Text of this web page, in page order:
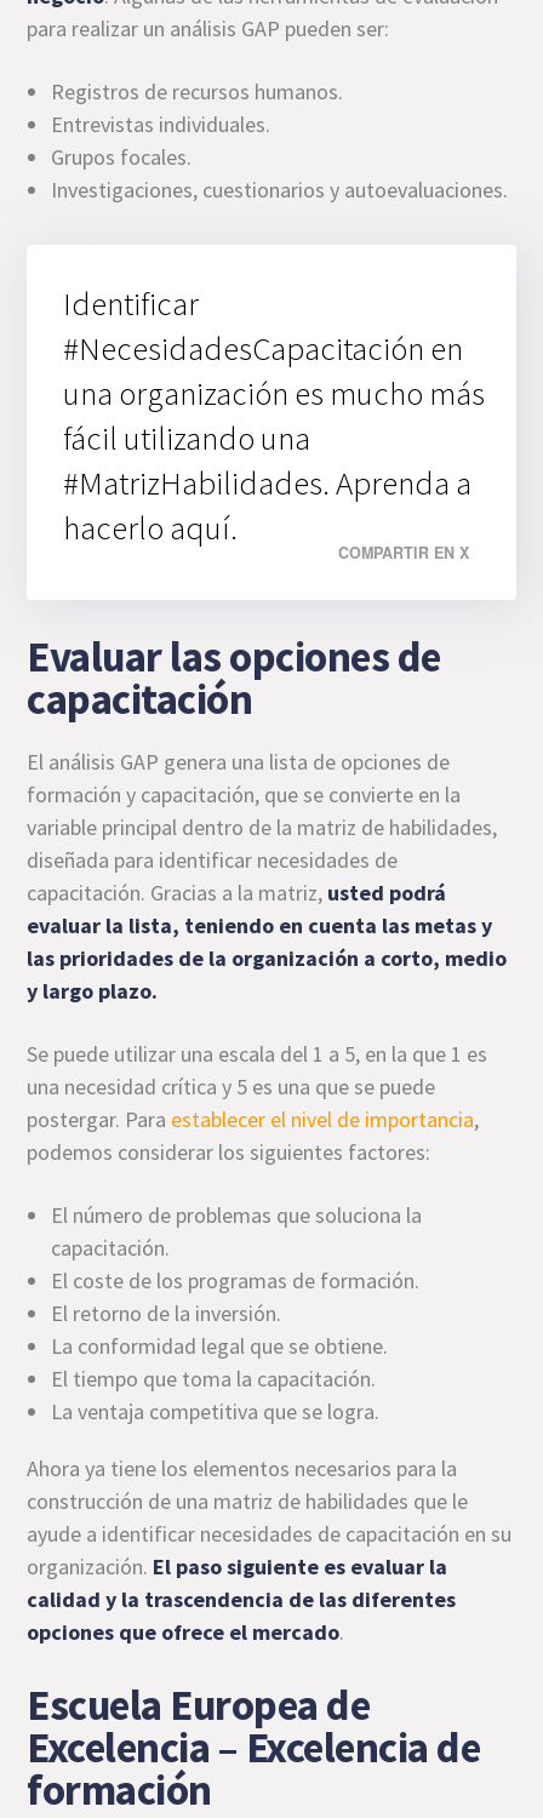
para realizar un análisis GAP pueden ser:
Registros de recursos humanos.
Entrevistas individuales.
Grupos focales.
Investigaciones, cuestionarios y autoevaluaciones.
Identificar
#NecesidadesCapacitación en
una organización es mucho más
fácil utilizando una
#MatrizHabilidades. Aprenda a
hacerlo aquí.
COMPARTIR EN X
Evaluar las opciones de
capacitación
El análisis GAP genera una lista de opciones de
formación y capacitación, que se convierte en la
variable principal dentro de la matriz de habilidades,
diseñada para identificar necesidades de
capacitación. Gracias a la matriz, usted podrá
evaluar la lista, teniendo en cuenta las metas y
las prioridades de la organización a corto, medio
y largo plazo.
Se puede utilizar una escala del 1 a 5, en la que 1 es
una necesidad crítica y 5 es una que se puede
postergar. Para establecer el nivel de importancia,
podemos considerar los siguientes factores:
El número de problemas que soluciona la
capacitación.
El coste de los programas de formación.
El retorno de la inversión.
La conformidad legal que se obtiene.
El tiempo que toma la capacitación.
La ventaja competitiva que se logra.
Ahora ya tiene los elementos necesarios para la
construcción de una matriz de habilidades que le
ayude a identificar necesidades de capacitación en su
organización. El paso siguiente es evaluar la
calidad y la trascendencia de las diferentes
opciones que ofrece el mercado.
Escuela Europea de
Excelencia – Excelencia de
formación